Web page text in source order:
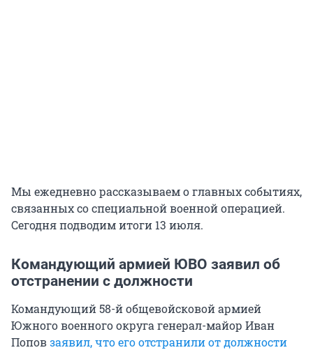
Мы ежедневно рассказываем о главных событиях,
связанных со специальной военной операцией.
Сегодня подводим итоги 13 июля.
Командующий армией ЮВО заявил об
отстранении с должности
Командующий 58-й общевойсковой армией
Южного военного округа генерал-майор Иван
Поповзаявил, что его отстранили от должности